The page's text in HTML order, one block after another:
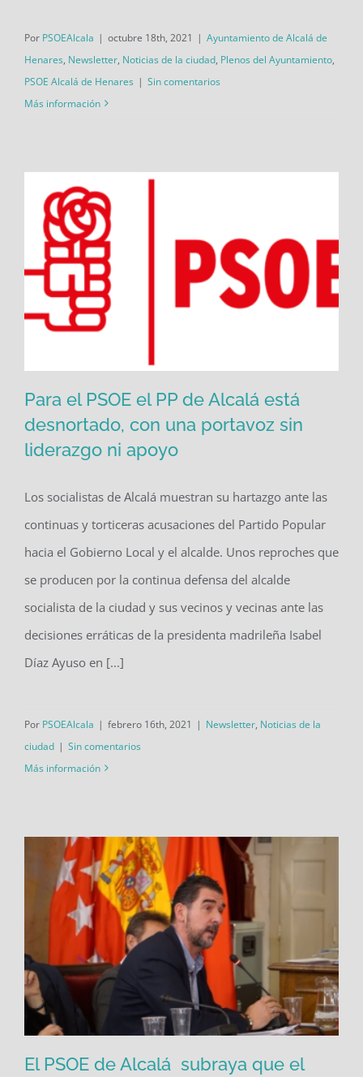
Por PSOEAlcala | octubre 18th, 2021 | Ayuntamiento de Alcalá de
Henares, Newsletter, Noticias de la ciudad, Plenos del Ayuntamiento,
PSOE Alcalá de Henares | Sin comentarios
Más información
Para el PSOE el PP de Alcalá está
desnortado, con una portavoz sin
liderazgo ni apoyo
Para el PSOE el PP de Alcalá está
desnortado, con una portavoz sin
liderazgo ni apoyo
Los socialistas de Alcalá muestran su hartazgo ante las
continuas y torticeras acusaciones del Partido Popular
hacia el Gobierno Local y el alcalde. Unos reproches que
se producen por la continua defensa del alcalde
socialista de la ciudad y sus vecinos y vecinas ante las
decisiones erráticas de la presidenta madrileña Isabel
Díaz Ayuso en [...]
Por PSOEAlcala | febrero 16th, 2021 | Newsletter, Noticias de la
ciudad | Sin comentarios
Más información
El PSOE de Alcalá subraya que el